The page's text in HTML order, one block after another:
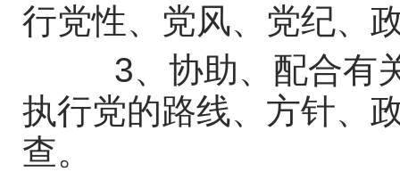
行党性、党风、党纪、
3、协助、配合有关
执行党的路线、方针、
查。